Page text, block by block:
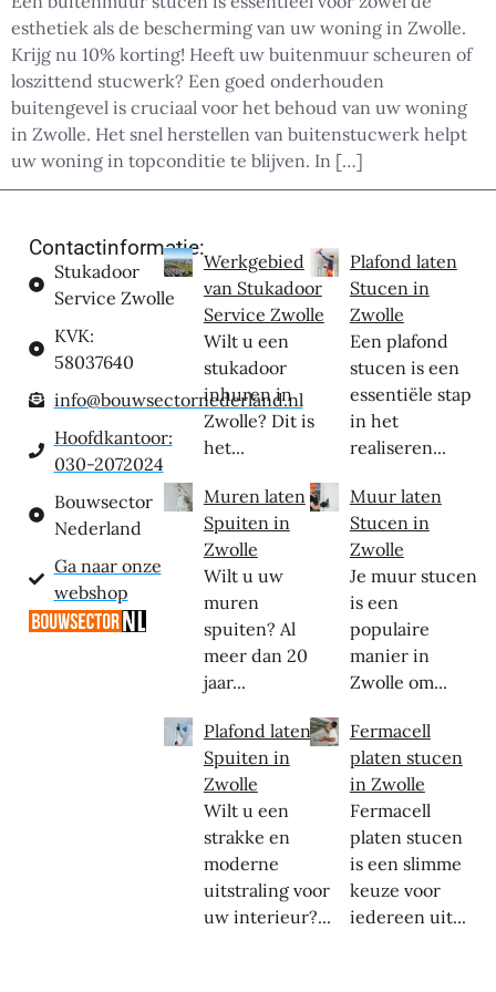
esthetiek als de bescherming van uw woning in Zwolle.
Krijg nu 10% korting! Heeft uw buitenmuur scheuren of
loszittend stucwerk? Een goed onderhouden
buitengevel is cruciaal voor het behoud van uw woning
in Zwolle. Het snel herstellen van buitenstucwerk helpt
uw woning in topconditie te blijven. In […]
Contactinformatie:
Stukadoor
Service Zwolle
KVK:
58037640
info@bouwsectornederland.nl
Hoofdkantoor:
030-2072024
Bouwsector
Nederland
Ga naar onze
webshop
Werkgebied
van Stukadoor
Service Zwolle
Wilt u een
stukadoor
inhuren in
Zwolle? Dit is
het...
Muren laten
Spuiten in
Zwolle
Wilt u uw
muren
spuiten? Al
meer dan 20
jaar...
Plafond laten
Spuiten in
Zwolle
Wilt u een
strakke en
moderne
uitstraling voor
uw interieur?...
Plafond laten
Stucen in
Zwolle
Een plafond
stucen is een
essentiële stap
in het
realiseren...
Muur laten
Stucen in
Zwolle
Je muur stucen
is een
populaire
manier in
Zwolle om...
Fermacell
platen stucen
in Zwolle
Fermacell
platen stucen
is een slimme
keuze voor
iedereen uit...